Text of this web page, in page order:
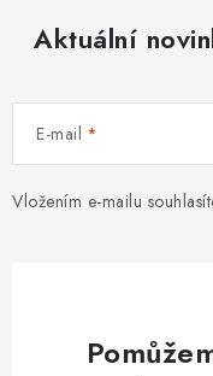
Aktuální
E-mail
Vložením e-mailu